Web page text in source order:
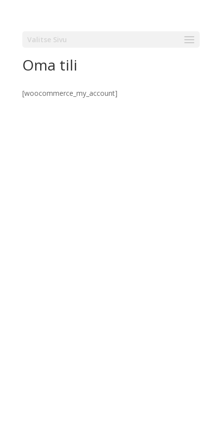
Valitse Sivu
Oma tili
[woocommerce_my_account]